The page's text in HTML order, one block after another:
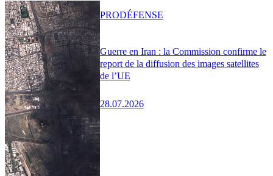
Guerre en Iran : la Commission confirme le
report de la diffusion des images satellites
de l’UE
28.07.2026
PRODÉFENSE